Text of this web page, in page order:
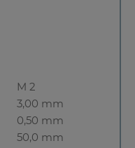
M 2
3,00 mm
0,50 mm
50,0 mm